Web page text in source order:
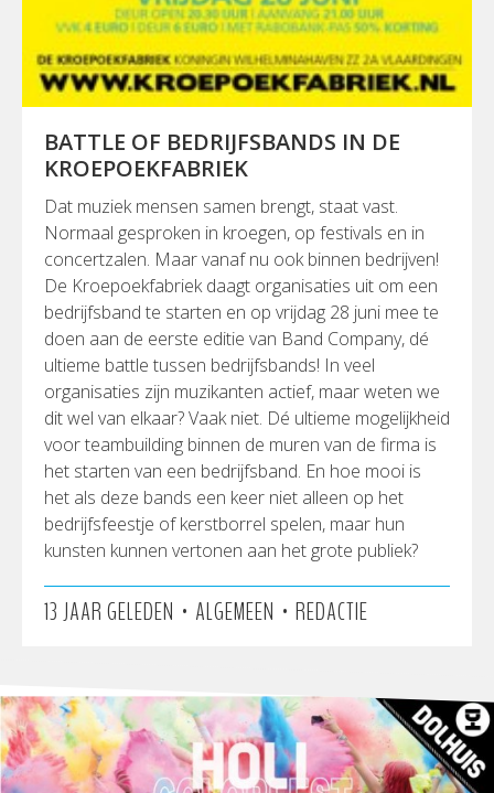
BATTLE OF BEDRIJFSBANDS IN DE
KROEPOEKFABRIEK
Dat muziek mensen samen brengt, staat vast.
Normaal gesproken in kroegen, op festivals en in
concertzalen. Maar vanaf nu ook binnen bedrijven!
De Kroepoekfabriek daagt organisaties uit om een
bedrijfsband te starten en op vrijdag 28 juni mee te
doen aan de eerste editie van Band Company, dé
ultieme battle tussen bedrijfsbands! In veel
organisaties zijn muzikanten actief, maar weten we
dit wel van elkaar? Vaak niet. Dé ultieme mogelijkheid
voor teambuilding binnen de muren van de firma is
het starten van een bedrijfsband. En hoe mooi is
het als deze bands een keer niet alleen op het
bedrijfsfeestje of kerstborrel spelen, maar hun
kunsten kunnen vertonen aan het grote publiek?
13 JAAR GELEDEN • ALGEMEEN • REDACTIE